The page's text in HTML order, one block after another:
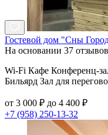
Гостевой дом "Сны
На основании 37 отзывов
Wi-Fi Кафе Конференц-
Бильярд Зал для
от 3 000 ₽ до 4 400 ₽
+7 (958) 250-13-32